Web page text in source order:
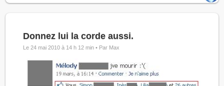
Donnez lui la corde aussi.
Le 24 mai 2010 à 14 h 12 min • Par Max